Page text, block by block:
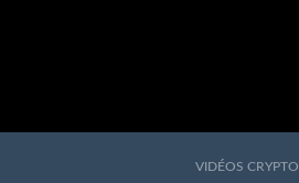
VIDÉOS CRYPTO